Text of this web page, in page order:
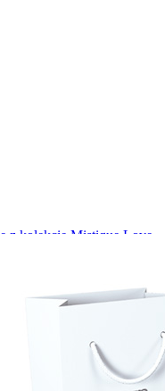
z kolekcie Mistique Love.